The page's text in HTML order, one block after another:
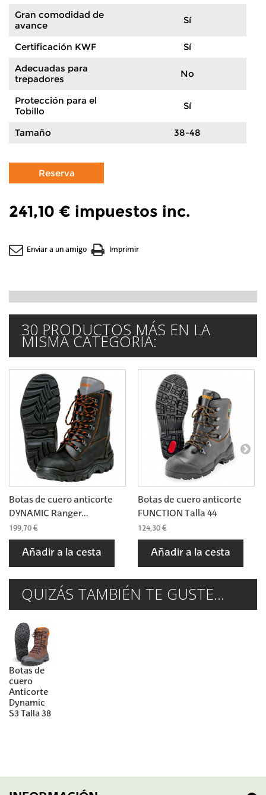
Gran comodidad de
avance
Sí
Certificación KWF
Sí
Adecuadas para
trepadores
No
Protección para el
Tobillo
Sí
Tamaño 38-48
241,10 € impuestos inc.
Enviar a un amigo Imprimir
30 PRODUCTOS MÁS EN LA
MISMA CATEGORÍA:
Botas de cuero anticorte
DYNAMIC Ranger...
199,70 €
Añadir a la cesta
Botas de cuero anticorte
FUNCTION Talla 44
124,30 €
Añadir a la cesta
QUIZÁS TAMBIÉN TE GUSTE...
Botas de
cuero
Anticorte
Dynamic
S3 Talla 38